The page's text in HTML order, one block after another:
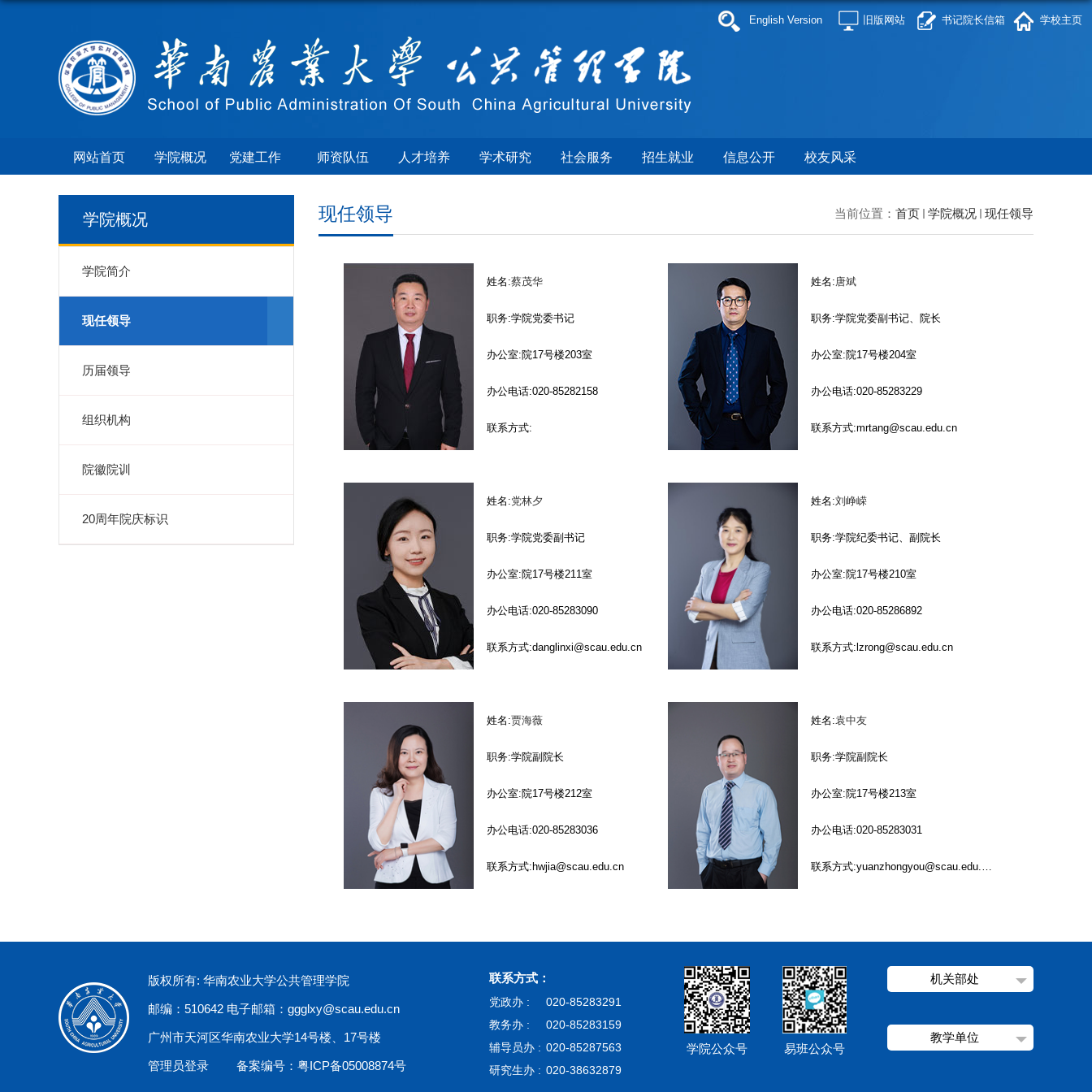
English Version 旧版网站 书记院长信箱 学校主页
网站首页 学院概况 党建工作 师资队伍 人才培养 学术研究 社会服务 招生就业 信息公开 校友风采
学院概况
学院简介
现任领导
历届领导
组织机构
院徽院训
20周年院庆标识
当前位置： 首页 学院概况 现任领导
现任领导
姓名:蔡茂华
职务:学院党委书记
办公室:院17号楼203室
办公电话:020-85282158
联系方式:
姓名:唐斌
职务:学院党委副书记、院长
办公室:院17号楼204室
办公电话:020-85283229
联系方式:mrtang@scau.edu.cn
姓名:党林夕
职务:学院党委副书记
办公室:院17号楼211室
办公电话:020-85283090
联系方式:danglinxi@scau.edu.cn
姓名:刘峥嵘
职务:学院纪委书记、副院长
办公室:院17号楼210室
办公电话:020-85286892
联系方式:lzrong@scau.edu.cn
姓名:贾海薇
职务:学院副院长
办公室:院17号楼212室
办公电话:020-85283036
联系方式:hwjia@scau.edu.cn
姓名:袁中友
职务:学院副院长
办公室:院17号楼213室
办公电话:020-85283031
联系方式:yuanzhongyou@scau.edu.cn
版权所有: 华南农业大学公共管理学院
邮编：510642 电子邮箱：ggglxy@scau.edu.cn
广州市天河区华南农业大学14号楼、17号楼
管理员登录 备案编号：粤ICP备05008874号
联系方式：
党政办 :
020-85283291
教务办 :
020-85283159
辅导员办 : 020-85287563
研究生办 : 020-38632879
学院公众号 易班公众号
机关部处
教学单位